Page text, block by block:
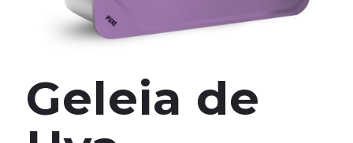
Geleia de